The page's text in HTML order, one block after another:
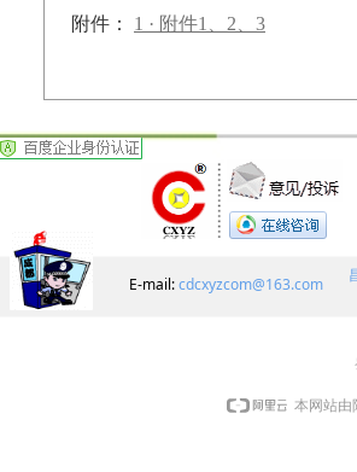
附件： 1 · 附件1、2、3
E-mail:cdcxyzcom@163.com
本网站由